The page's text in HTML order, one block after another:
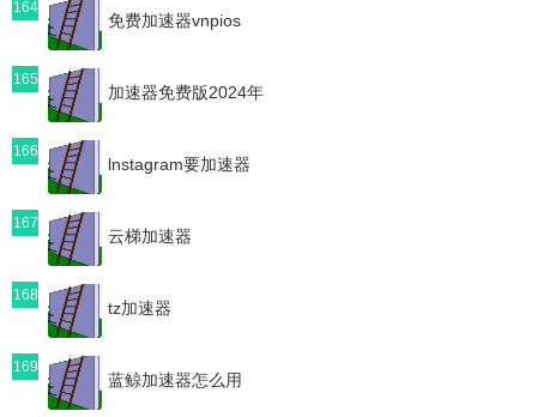
164
免费加速器vnpios
165
加速器免费版2024年
166
lnstagram要加速器
167
云梯加速器
168
tz加速器
169
蓝鲸加速器怎么用